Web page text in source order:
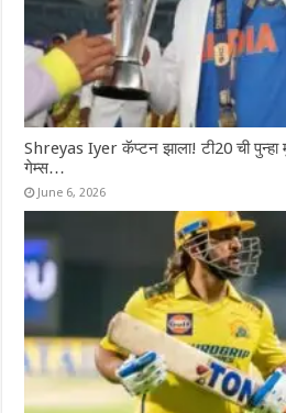
Shreyas Iyer कॅप्टन झाला! टी20 ची पुन्हा
गेम्स…
June 6, 2026